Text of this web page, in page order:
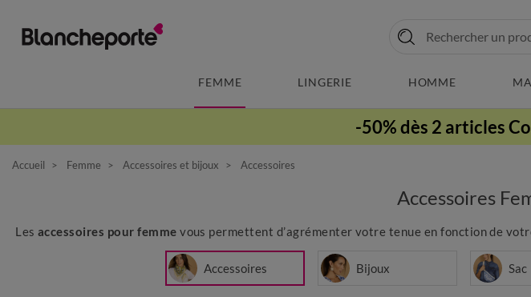
FEMME LINGERIE HOMME
-50% dès 2 articles
Accueil Femme Accessoires et bijoux Accessoires
Accessoires
Lesaccessoires pour femme vous permettent d’agrémenter votre tenue en fonction de
Accessoires Bijoux Sac